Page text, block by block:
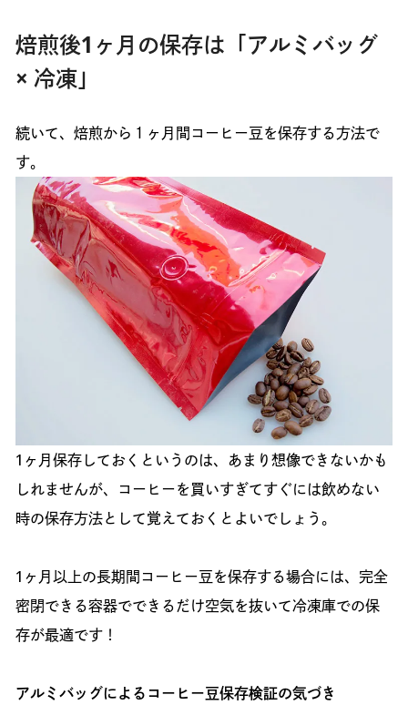
焙煎後1ヶ月の保存は「アルミバッグ
× 冷凍」
続いて、焙煎から１ヶ月間コーヒー豆を保存する方法で
す。
1ヶ月保存しておくというのは、あまり想像できないかも
しれませんが、コーヒーを買いすぎてすぐには飲めない
時の保存方法として覚えておくとよいでしょう。
1ヶ月以上の長期間コーヒー豆を保存する場合には、完全
密閉できる容器でできるだけ空気を抜いて冷凍庫での保
存が最適です！
アルミバッグによるコーヒー豆保存検証の気づき